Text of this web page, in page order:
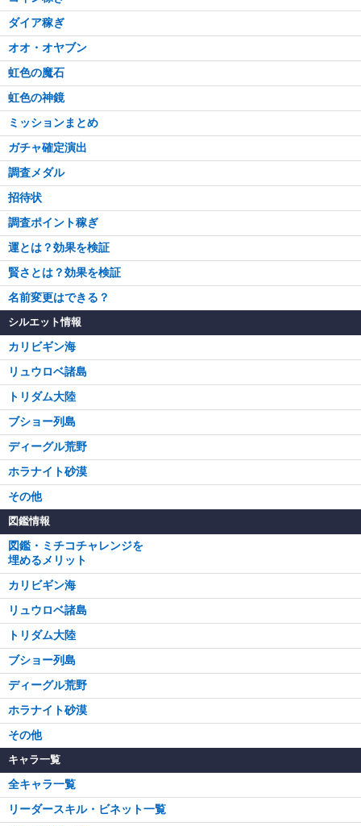
ダイア稼ぎ
オオ・オヤブン
虹色の魔石
虹色の神鏡
ミッションまとめ
ガチャ確定演出
調査メダル
招待状
調査ポイント稼ぎ
運とは？効果を検証
賢さとは？効果を検証
名前変更はできる？
シルエット情報
カリビギン海
リュウロベ諸島
トリダム大陸
ブショー列島
ディーグル荒野
ホラナイト砂漠
その他
図鑑情報
図鑑・ミチコチャレンジを
埋めるメリット
カリビギン海
リュウロベ諸島
トリダム大陸
ブショー列島
ディーグル荒野
ホラナイト砂漠
その他
キャラ一覧
全キャラ一覧
リーダースキル・ビネット一覧